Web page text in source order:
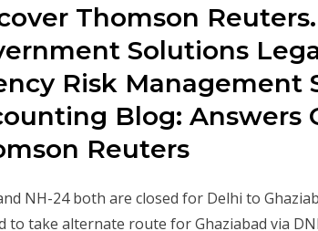
Thomson
Solutions
Risk Management
Blog: Answers
Reuters
NH-24 both are closed for Delhi to